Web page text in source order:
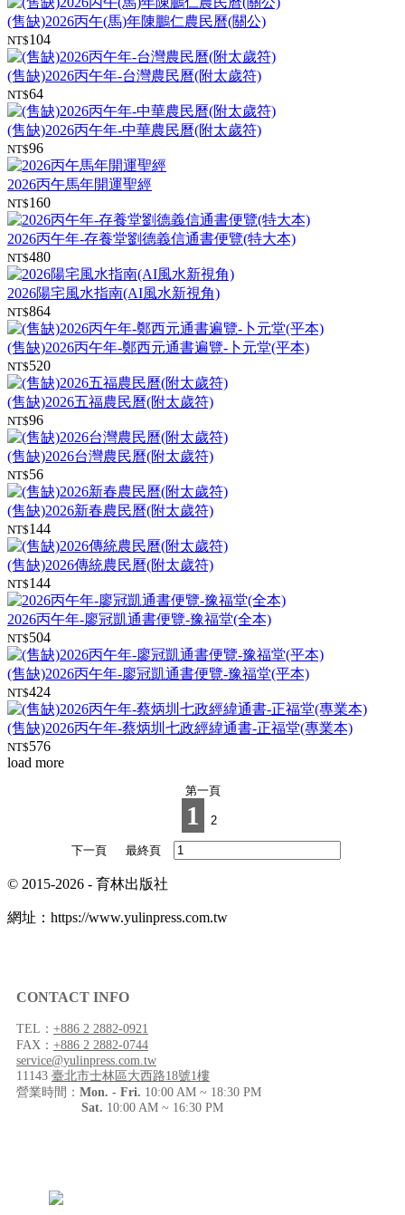
(售缺)2026丙午(馬)年陳鵬仁農民曆(關公)
NT$104
(售缺)2026丙午年-台灣農民曆(附太歲符)
NT$64
(售缺)2026丙午年-中華農民曆(附太歲符)
NT$96
2026丙午馬年開運聖經
NT$160
2026丙午年-存養堂劉德義信通書便覽(特大本)
NT$480
2026陽宅風水指南(AI風水新視角)
NT$864
(售缺)2026丙午年-鄭西元通書遍覽-卜元堂(平本)
NT$520
(售缺)2026五福農民曆(附太歲符)
NT$96
(售缺)2026台灣農民曆(附太歲符)
NT$56
(售缺)2026新春農民曆(附太歲符)
NT$144
(售缺)2026傳統農民曆(附太歲符)
NT$144
2026丙午年-廖冠凱通書便覽-豫福堂(全本)
NT$504
(售缺)2026丙午年-廖冠凱通書便覽-豫福堂(平本)
NT$424
(售缺)2026丙午年-蔡炳圳七政經緯通書-正福堂(專業本)
NT$576
load more
1
© 2015-2026 - 育林出版社
網址： https://www.yulinpress.com.tw
CONTACT INFO
TEL： +886 2 2882-0921
FAX： +886 2 2882-0744
service@yulinpress.com.tw
11143 臺北市士林區大西路18號1樓
營業時間： Mon. - Fri. 10:00 AM ~ 18:30 PM
Sat. 10:00 AM ~ 16:30 PM